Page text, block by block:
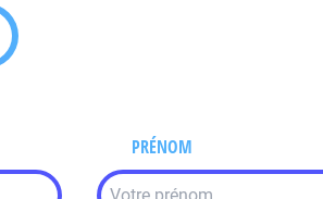
PRÉNOM